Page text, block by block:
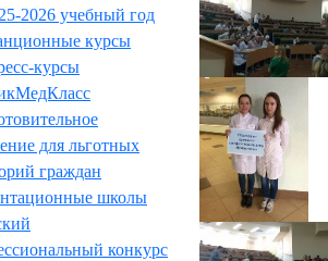
2026 учебный год
курсы
курсы
для льготных
граждан
школы
конкурс